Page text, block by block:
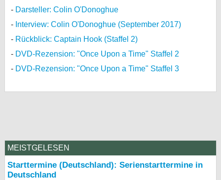
Darsteller: Colin O'Donoghue
Interview: Colin O'Donoghue (September 2017)
Rückblick: Captain Hook (Staffel 2)
DVD-Rezension: "Once Upon a Time" Staffel 2
DVD-Rezension: "Once Upon a Time" Staffel 3
MEISTGELESEN
Starttermine (Deutschland): Serienstarttermine in
Deutschland